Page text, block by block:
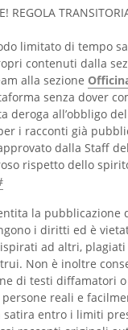
REGOLA
limitato di tempo
contenuti dalla
alla sezione
senza dover
deroga all’obbligo
i racconti già
dalla Staff
rispetto dello
la pubblicazione
i diritti ed è
ad altri,
Non è inoltre
di testi diffamatori
reali e
satira entro i limiti